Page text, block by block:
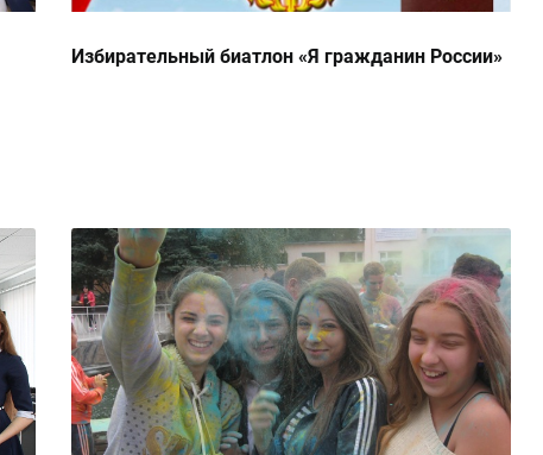
Избирательный биатлон «Я гражданин России»